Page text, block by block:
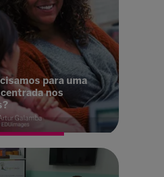
para uma
nos
Galamba